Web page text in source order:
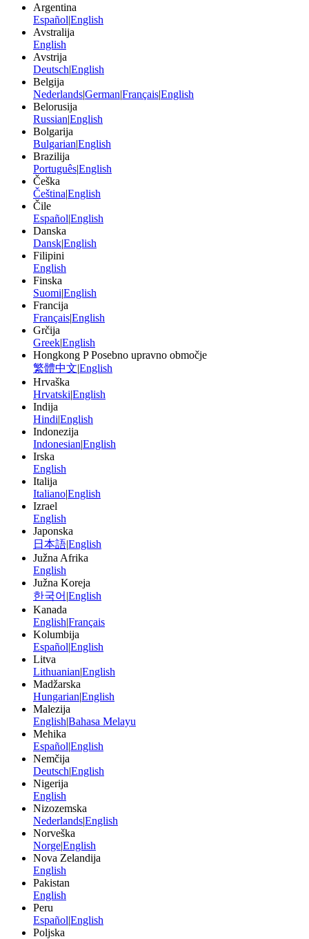
Argentina
Español|English
Avstralija
English
Avstrija
Deutsch|English
Belgija
Nederlands|German|Français|English
Belorusija
Russian|English
Bolgarija
Bulgarian|English
Brazilija
Português|English
Češka
Čeština|English
Čile
Español|English
Danska
Dansk|English
Filipini
English
Finska
Suomi|English
Francija
Français|English
Grčija
Greek|English
Hongkong P Posebno upravno območje
繁體中文|English
Hrvaška
Hrvatski|English
Indija
Hindi|English
Indonezija
Indonesian|English
Irska
English
Italija
Italiano|English
Izrael
English
Japonska
日本語|English
Južna Afrika
English
Južna Koreja
한국어 |English
Kanada
English|Français
Kolumbija
Español|English
Litva
Lithuanian|English
Madžarska
Hungarian|English
Malezija
English|Bahasa Melayu
Mehika
Español|English
Nemčija
Deutsch|English
Nigerija
English
Nizozemska
Nederlands|English
Norveška
Norge|English
Nova Zelandija
English
Pakistan
English
Peru
Español|English
Poljska